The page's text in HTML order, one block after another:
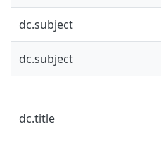
dc.subject
dc.subject
dc.title